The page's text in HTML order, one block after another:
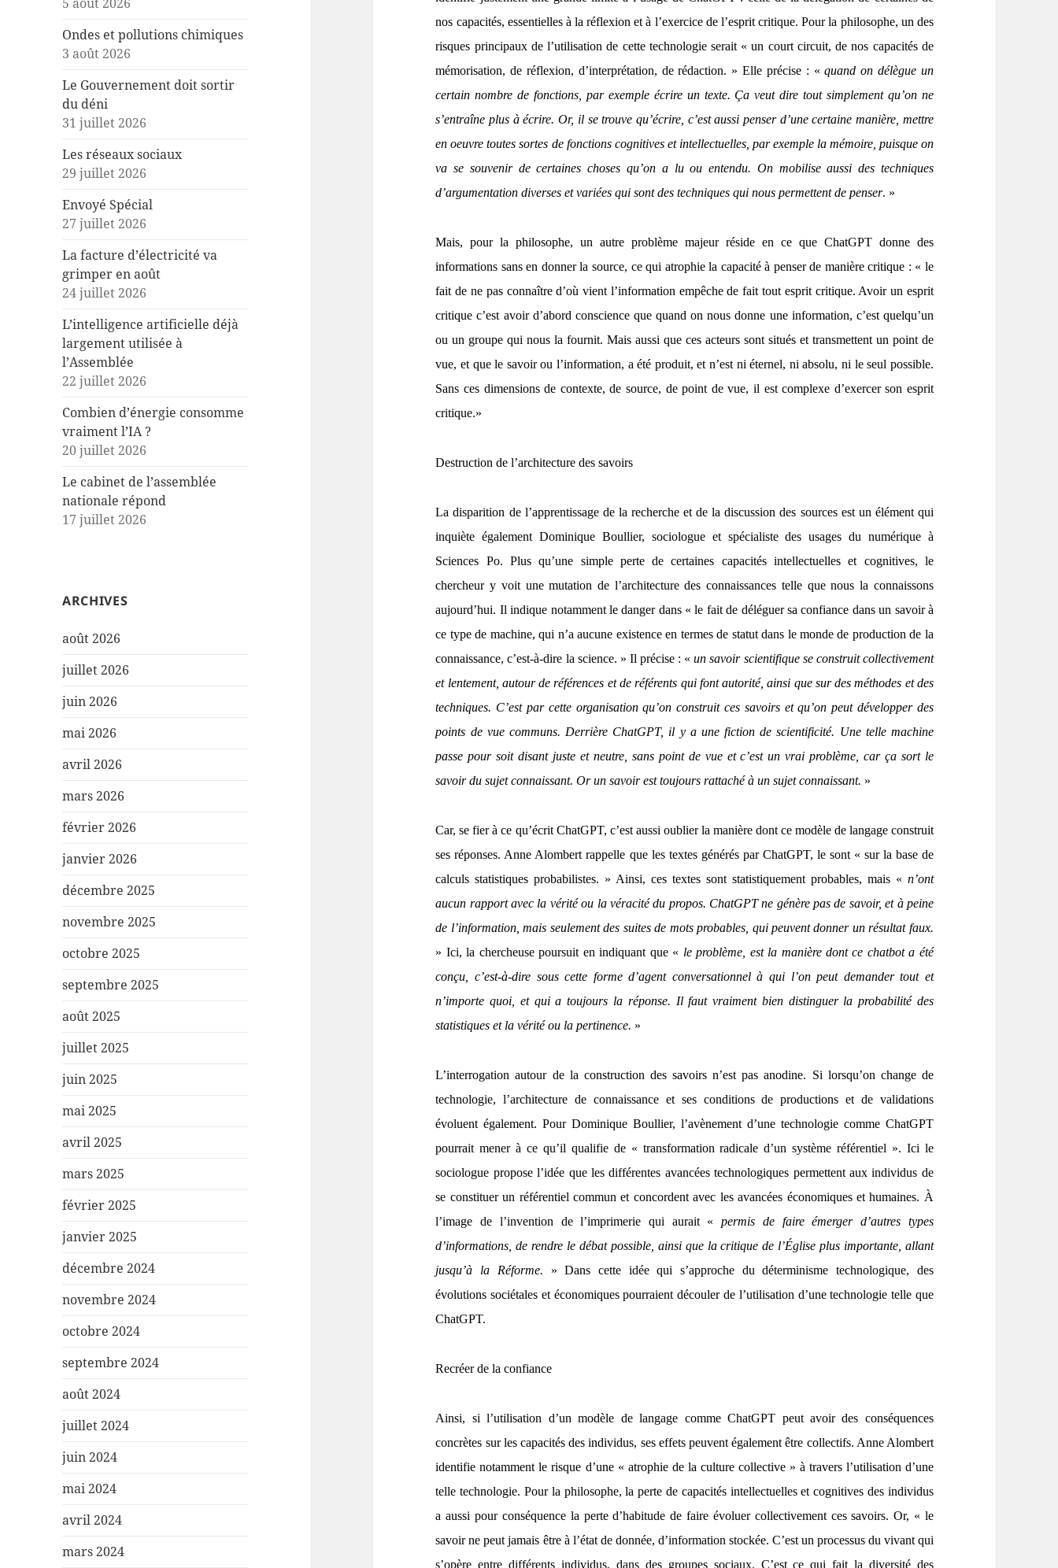
Ondes et pollutions chimiques
3 août 2026
Le Gouvernement doit sortir
du déni
31 juillet 2026
Les réseaux sociaux
29 juillet 2026
Envoyé Spécial
27 juillet 2026
La facture d’électricité va
grimper en août
24 juillet 2026
L’intelligence artificielle déjà
largement utilisée à
l’Assemblée
22 juillet 2026
Combien d’énergie consomme
vraiment l’IA ?
20 juillet 2026
Le cabinet de l’assemblée
nationale répond
17 juillet 2026
ARCHIVES
août 2026
juillet 2026
juin 2026
mai 2026
avril 2026
mars 2026
février 2026
janvier 2026
décembre 2025
novembre 2025
octobre 2025
septembre 2025
août 2025
juillet 2025
juin 2025
mai 2025
avril 2025
mars 2025
février 2025
janvier 2025
décembre 2024
novembre 2024
octobre 2024
septembre 2024
août 2024
juillet 2024
juin 2024
mai 2024
avril 2024
mars 2024
nos capacités, essentielles à la réflexion et à l’exercice de l’esprit critique. Pour la philosophe, un des
risques principaux de l’utilisation de cette technologie serait « un court circuit, de nos capacités de
mémorisation, de réflexion, d’interprétation, de rédaction. » Elle précise : «quand on délègue un
certain nombre de fonctions, par exemple écrire un texte. Ça veut dire tout simplement qu’on ne
s’entraîne plus à écrire. Or, il se trouve qu’écrire, c’est aussi penser d’une certaine manière, mettre
en oeuvre toutes sortes de fonctions cognitives et intellectuelles, par exemple la mémoire, puisque on
va se souvenir de certaines choses qu’on a lu ou entendu. On mobilise aussi des techniques
d’argumentation diverses et variées qui sont des techniques qui nous permettent de penser. »
Mais, pour la philosophe, un autre problème majeur réside en ce que ChatGPT donne des
informations sans en donner la source, ce qui atrophie la capacité à penser de manière critique : « le
fait de ne pas connaître d’où vient l’information empêche de fait tout esprit critique. Avoir un esprit
critique c’est avoir d’abord conscience que quand on nous donne une information, c’est quelqu’un
ou un groupe qui nous la fournit. Mais aussi que ces acteurs sont situés et transmettent un point de
vue, et que le savoir ou l’information, a été produit, et n’est ni éternel, ni absolu, ni le seul possible.
Sans ces dimensions de contexte, de source, de point de vue, il est complexe d’exercer son esprit
critique.»
Destruction de l’architecture des savoirs
La disparition de l’apprentissage de la recherche et de la discussion des sources est un élément qui
inquiète également Dominique Boullier, sociologue et spécialiste des usages du numérique à
Sciences Po. Plus qu’une simple perte de certaines capacités intellectuelles et cognitives, le
chercheur y voit une mutation de l’architecture des connaissances telle que nous la connaissons
aujourd’hui. Il indique notamment le danger dans « le fait de déléguer sa confiance dans un savoir à
ce type de machine, qui n’a aucune existence en termes de statut dans le monde de production de la
connaissance, c’est-à-dire la science. » Il précise : «un savoir scientifique se construit collectivement
et lentement, autour de références et de référents qui font autorité, ainsi que sur des méthodes et des
techniques. C’est par cette organisation qu’on construit ces savoirs et qu’on peut développer des
points de vue communs. Derrière ChatGPT, il y a une fiction de scientificité. Une telle machine
passe pour soit disant juste et neutre, sans point de vue et c’est un vrai problème, car ça sort le
savoir du sujet connaissant. Or un savoir est toujours rattaché à un sujet connaissant. »
Car, se fier à ce qu’écrit ChatGPT, c’est aussi oublier la manière dont ce modèle de langage construit
ses réponses. Anne Alombert rappelle que les textes générés par ChatGPT, le sont « sur la base de
calculs statistiques probabilistes. » Ainsi, ces textes sont statistiquement probables, mais « n’ont
aucun rapport avec la vérité ou la véracité du propos. ChatGPT ne génère pas de savoir, et à peine
de l’information, mais seulement des suites de mots probables, qui peuvent donner un résultat faux.
» Ici, la chercheuse poursuit en indiquant que « le problème, est la manière dont ce chatbot a été
conçu, c’est-à-dire sous cette forme d’agent conversationnel à qui l’on peut demander tout et
n’importe quoi, et qui a toujours la réponse. Il faut vraiment bien distinguer la probabilité des
statistiques et la vérité ou la pertinence. »
L’interrogation autour de la construction des savoirs n’est pas anodine. Si lorsqu’on change de
technologie, l’architecture de connaissance et ses conditions de productions et de validations
évoluent également. Pour Dominique Boullier, l’avènement d’une technologie comme ChatGPT
pourrait mener à ce qu’il qualifie de « transformation radicale d’un système référentiel ». Ici le
sociologue propose l’idée que les différentes avancées technologiques permettent aux individus de
se constituer un référentiel commun et concordent avec les avancées économiques et humaines. À
l’image de l’invention de l’imprimerie qui aurait «permis de faire émerger d’autres types
d’informations, de rendre le débat possible, ainsi que la critique de l’Église plus importante, allant
jusqu’à la Réforme. » Dans cette idée qui s’approche du déterminisme technologique, des
évolutions sociétales et économiques pourraient découler de l’utilisation d’une technologie telle que
ChatGPT.
Recréer de la confiance
Ainsi, si l’utilisation d’un modèle de langage comme ChatGPT peut avoir des conséquences
concrètes sur les capacités des individus, ses effets peuvent également être collectifs. Anne Alombert
identifie notamment le risque d’une « atrophie de la culture collective » à travers l’utilisation d’une
telle technologie. Pour la philosophe, la perte de capacités intellectuelles et cognitives des individus
a aussi pour conséquence la perte d’habitude de faire évoluer collectivement ces savoirs. Or, « le
savoir ne peut jamais être à l’état de donnée, d’information stockée. C’est un processus du vivant qui
s’opère entre différents individus, dans des groupes sociaux. C’est ce qui fait la diversité des